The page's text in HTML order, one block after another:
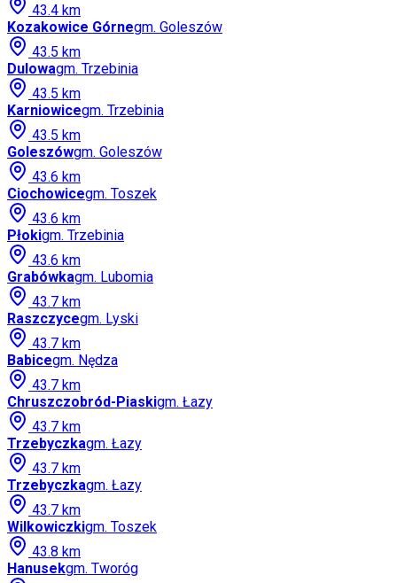
43.4 km
Kozakowice Górnegm. Goleszów
43.5 km
Dulowagm. Trzebinia
43.5 km
Karniowicegm. Trzebinia
43.5 km
Goleszówgm. Goleszów
43.6 km
Ciochowicegm. Toszek
43.6 km
Płokigm. Trzebinia
43.6 km
Grabówkagm. Lubomia
43.7 km
Raszczycegm. Lyski
43.7 km
Babicegm. Nędza
43.7 km
Chruszczobród-Piaskigm. Łazy
43.7 km
Trzebyczkagm. Łazy
43.7 km
Trzebyczkagm. Łazy
43.7 km
Wilkowiczkigm. Toszek
43.8 km
Hanusekgm. Tworóg